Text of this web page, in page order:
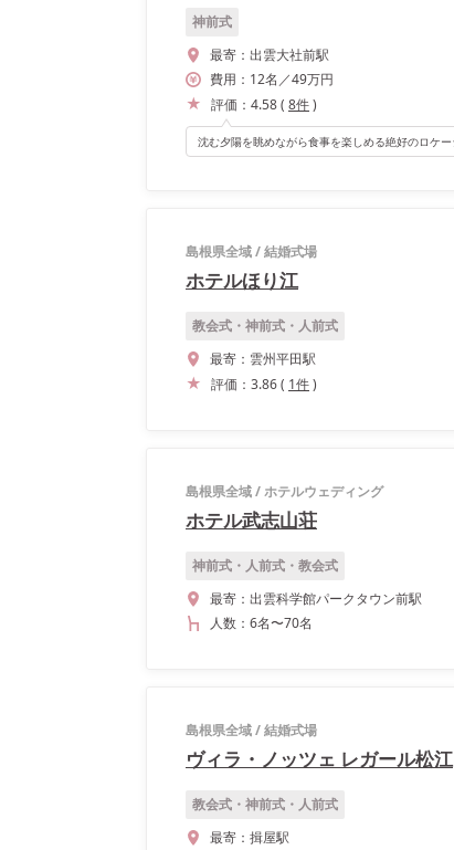
神前式
最寄： 出雲大社前駅
費用： 12名 ／49万円
評価： 4.58( 8件)
島根県全域/結婚式場
ホテルほり江
教会式・神前式・人前式
最寄： 雲州平田駅
評価： 3.86( 1件)
島根県全域/ホテルウェディング
ホテル武志山荘
神前式・人前式・教会式
最寄： 出雲科学館パークタウン前駅
人数： 6名〜70名
島根県全域/結婚式場
ヴィラ・ノッツェ レガール松江
教会式・神前式・人前式
最寄： 揖屋駅